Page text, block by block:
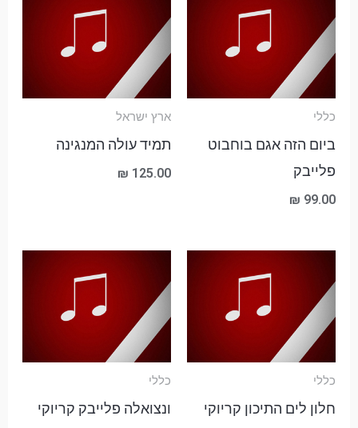
כללי
ביום הזה אגם בוחבוט
פלייבק
₪ 99.00
ארץ ישראל
תמיד עולה המנגינה
₪ 125.00
כללי
חלון לים התיכון קריוקי
כללי
ונצואלה פלייבק קריוקי